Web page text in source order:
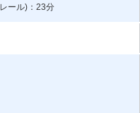
ール)：23分